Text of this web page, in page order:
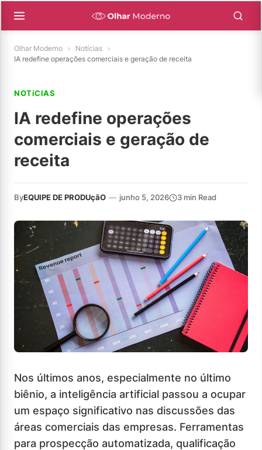
Olhar Moderno » Notícias »
IA redefine operações comerciais e geração de receita
NOTíCIAS
IA redefine operações
comerciais e geração de
receita
ByEQUIPE DE PRODUçãO — junho 5, 2026 3 min Read
Nos últimos anos, especialmente no último
biênio, a inteligência artificial passou a ocupar
um espaço significativo nas discussões das
áreas comerciais das empresas. Ferramentas
para prospecção automatizada, qualificação